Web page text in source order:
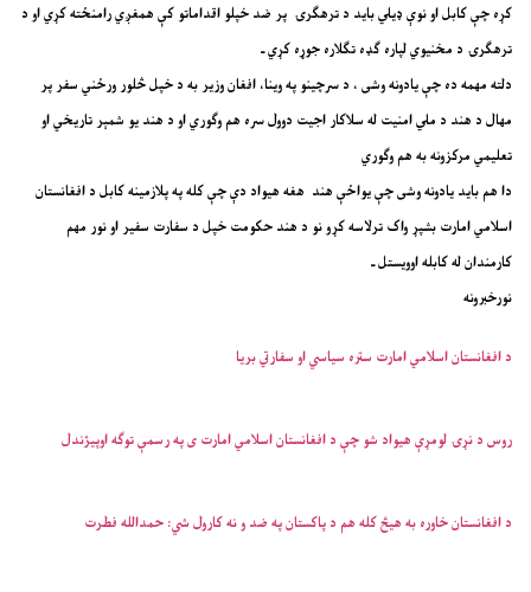
کړه چې کابل او نوې ډیلي باید د ترهګرۍ پر ضد خپلو اقداماتو کې همغږي رامنځته کړي او د
ترهګرۍ د مخنیوي لپاره ګډه تګلاره جوړه کړي ـ
مهال د هند د ملي امنیت له سلاکار اجیت دوول سره هم وګوري او د هند یو شمېر تاریخي او
تعلیمي مرکزونه به هم وګوري
دا هم باید یادونه وشی چې یواځې هند هغه هیواد دې چې کله په پلازمینه کابل د افغانستان
اسلامي امارت بشپړ واک ترلاسه کړو نو د هند حکومت خپل د سفارت سفیر او نور مهم
کارمندان له کابله اوویستل ـ
نورخبرونه
د افغانستان اسلامي امارت ستره سیاسي او سفارتي بریا
روس د نړۍ لومړې هیواد شو چې د افغانستان اسلامي امارت ی په رسمې توګه اوپیژندل
د افغانستان خاوره به هیڅ کله هم د پاکستان په ضد و نه کارول شي: حمدالله فطرت